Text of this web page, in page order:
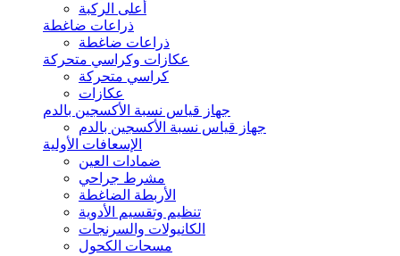
أعلى الركبة
ذراعات ضاغطة
ذراعات ضاغطة
عكازات وكراسي متحركة
كراسي متحركة
عكازات
جهاز قياس نسبة الأكسجين بالدم
جهاز قياس نسبة الأكسجين بالدم
الإسعافات الأولية
ضمادات العين
مشرط جراحي
الأربطة الضاغطة
تنظيم وتقسيم الأدوية
الكانيولات والسرنجات
مسحات الكحول